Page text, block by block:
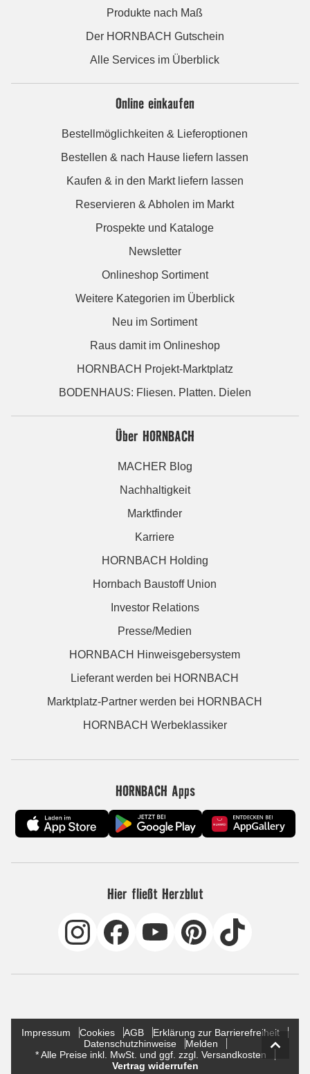
Produkte nach Maß
Der HORNBACH Gutschein
Alle Services im Überblick
Online einkaufen
Bestellmöglichkeiten & Lieferoptionen
Bestellen & nach Hause liefern lassen
Kaufen & in den Markt liefern lassen
Reservieren & Abholen im Markt
Prospekte und Kataloge
Newsletter
Onlineshop Sortiment
Weitere Kategorien im Überblick
Neu im Sortiment
Raus damit im Onlineshop
HORNBACH Projekt-Marktplatz
BODENHAUS: Fliesen. Platten. Dielen
Über HORNBACH
MACHER Blog
Nachhaltigkeit
Marktfinder
Karriere
HORNBACH Holding
Hornbach Baustoff Union
Investor Relations
Presse/Medien
HORNBACH Hinweisgebersystem
Lieferant werden bei HORNBACH
Marktplatz-Partner werden bei HORNBACH
HORNBACH Werbeklassiker
HORNBACH Apps
Hier fließt Herzblut
Impressum Cookies AGB
Erklärung zur Barrierefreiheit
Datenschutzhinweise
Melden
* Alle Preise inkl. MwSt. und ggf. zzgl. Versandkosten
Vertrag widerrufen